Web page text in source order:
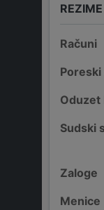
Računi
Poreski
Oduzet
Sudski
Zaloge
Menice